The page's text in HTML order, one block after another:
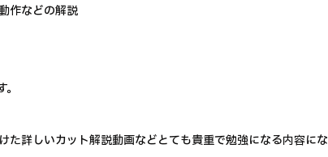
作などの解説
た詳しいカット解説動画などとても貴重で勉強になる内容にな